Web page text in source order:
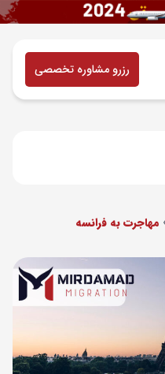
رزرو مشاوره تخصصی
مهاجرت به فرانسه